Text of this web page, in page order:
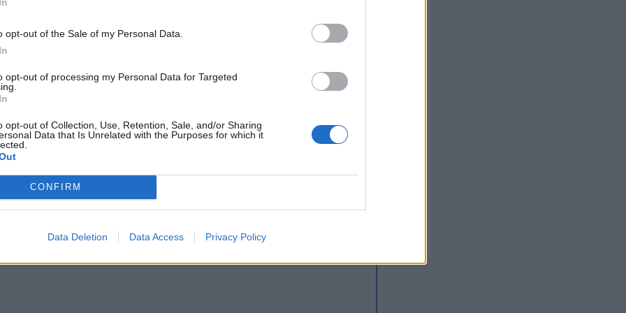
opt-out of the Sale of my Personal Data.
opt-out of processing my Personal Data for Targeted
opt-out of Collection, Use, Retention, Sale, and/or Sharing
Data that Is Unrelated with the Purposes for which it
CONFIRM
Data Deletion Data Access Privacy Policy
Hopfera, aby zarobić pieniądze na dalszą
na wydziale matematyczno-przyrodniczym.
Pasjonują go maszyny latające, dzięki czemu
profesorem Geistem. Porzuca jednak działalność
Izabeli. Wręcza jej metal, otrzymany od Geista,
wyznaje ideały pracy u podstaw
, czyli
standardu życia najuboższych warstw
i Węgiełkowi w zdobyciu zatrudnienia. Jego
zdaje sobie sprawę, że nie jest w stanie pomóc
bohatera są nieznane. Być może wyjechał za
człowiekiem przegranym. Nie ma w życiu stałego
rozdarty między miłością a pracą, nauką i